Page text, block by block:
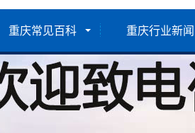
重庆常见百科 重庆行业新闻